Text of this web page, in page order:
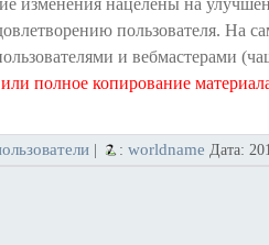
пользователя. На
и вебмастерами
полное копирование
| : worldname Дата: